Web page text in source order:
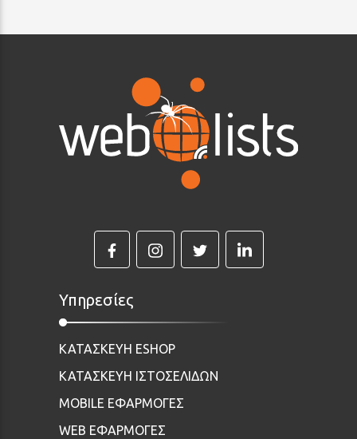
Υπηρεσίες
ΚΑΤΑΣΚΕΥΗ ESHOP
ΚΑΤΑΣΚΕΥΗ ΙΣΤΟΣΕΛΙΔΩΝ
MOBILE ΕΦΑΡΜΟΓΕΣ
WEB ΕΦΑΡΜΟΓΕΣ